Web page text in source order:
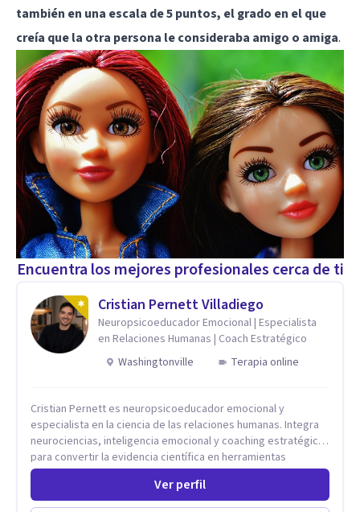
también en una escala de 5 puntos, el grado en el que
creía que la otra persona le consideraba amigo o amiga.
Encuentra los mejores profesionales cerca de ti
Cristian Pernett Villadiego
Neuropsicoeducador Emocional | Especialista
en Relaciones Humanas | Coach Estratégico
Washingtonville
Terapia online
Cristian Pernett es neuropsicoeducador emocional y
especialista en la ciencia de las relaciones humanas. Integra
neurociencias, inteligencia emocional y coaching estratégico
para convertir la evidencia científica en herramientas
prácticas que mejoran la forma en que las personas viven,
aman, lideran y se comunican. Con más de 20 años de
experiencia, acompaña a personas, parejas y líderes en
Ver perfil